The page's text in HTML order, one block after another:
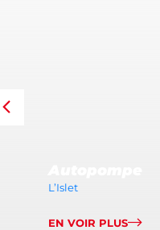
L’Islet
EN VOIR PLUS